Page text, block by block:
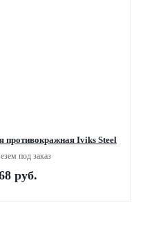
противокражная Iviks Steel
под заказ
руб.